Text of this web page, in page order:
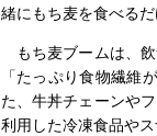
緒にもち麦を食べる
もち麦ブームは、飲
「たっぷり食物繊維
た、牛丼チェーンや
利用した冷凍食品や